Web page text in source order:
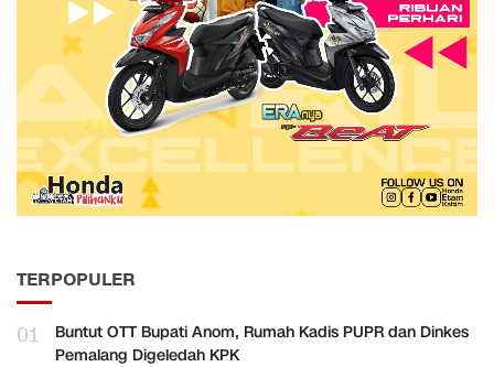
TERPOPULER
01
Buntut OTT Bupati Anom, Rumah Kadis PUPR dan Dinkes
Pemalang Digeledah KPK